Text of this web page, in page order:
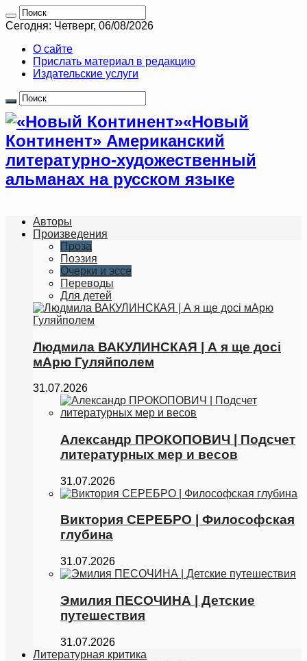
Сегодня: Четверг, 06/08/2026
О сайте
Прислать материал в редакцию
Издательские услуги
«Новый
Континент» Американский
литературно-художественный
альманах на русском языке
Авторы
Произведения
Проза
Поэзия
Очерки и эссе
Переводы
Для детей
Людмила ВАКУЛИНСКАЯ | А я ще досі
мАрю Гуляйполем
31.07.2026
Александр ПРОКОПОВИЧ | Подсчет
литературных мер и весов
31.07.2026
Виктория СЕРЕБРО | Философская
глубина
31.07.2026
Эмилия ПЕСОЧИНА | Детские
путешествия
31.07.2026
Литературная критика